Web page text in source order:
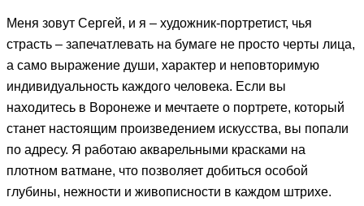
Меня зовут Сергей, и я – художник-портретист, чья
страсть – запечатлевать на бумаге не просто черты лица,
а само выражение души, характер и неповторимую
индивидуальность каждого человека. Если вы
находитесь в Воронеже и мечтаете о портрете, который
станет настоящим произведением искусства, вы попали
по адресу. Я работаю акварельными красками на
плотном ватмане, что позволяет добиться особой
глубины, нежности и живописности в каждом штрихе.